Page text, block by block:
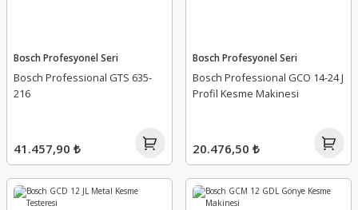
Bosch Profesyonel Seri
Bosch Professional GTS 635-
216
41.457,90 ₺
Bosch Profesyonel Seri
Bosch Professional GCO 14-24 J
Profil Kesme Makinesi
20.476,50 ₺